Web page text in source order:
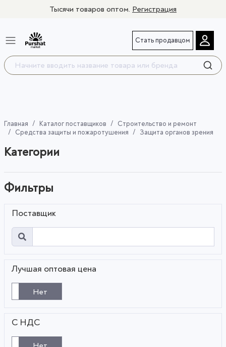
Тысячи товаров оптом. Регистрация
Стать продавцом
Главная Каталог поставщиков
Строительство и ремонт
Средства защиты и пожаротушения
Защита органов зрения
Категории
Фильтры
Поставщик
Лучшая оптовая цена
Нет
С НДС